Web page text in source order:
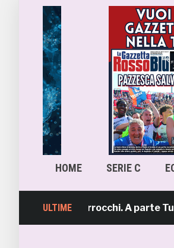
HOME SERIE C
ULTIME
seduta al Ciarrocchi. A parte